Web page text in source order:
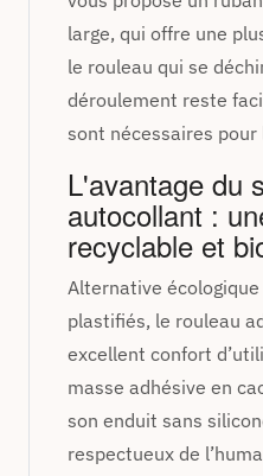
large, qui offre une
le rouleau qui se
déroulement reste
sont nécessaires pour
L'avantage du
autocollant :
recyclable et
Alternative
plastifiés, le rouleau
excellent confort
masse adhésive en
son enduit sans
respectueux de